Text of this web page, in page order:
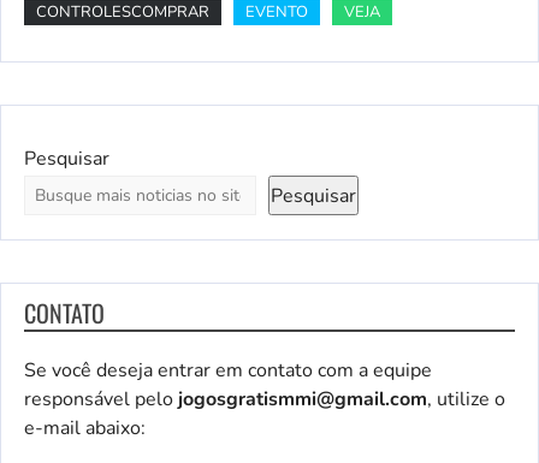
CONTROLESCOMPRAR
EVENTO VEJA
Pesquisar
Pesquisar
CONTATO
Se você deseja entrar em contato com a equipe
responsável pelojogosgratismmi@gmail.com, utilize o
e-mail abaixo: